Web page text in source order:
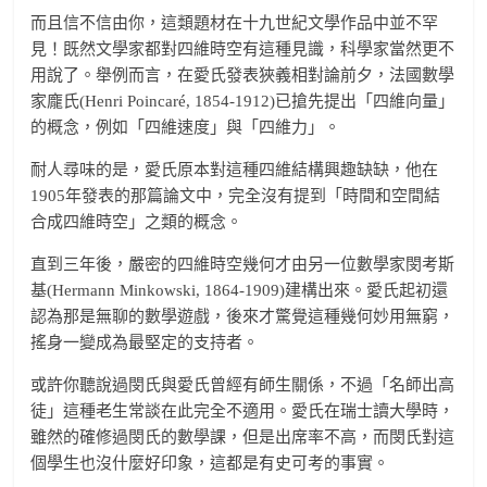
而且信不信由你，這類題材在十九世紀文學作品中並不罕
見！既然文學家都對四維時空有這種見識，科學家當然更不
用說了。舉例而言，在愛氏發表狹義相對論前夕，法國數學
家龐氏(Henri Poincaré, 1854-1912)已搶先提出「四維向量」
的概念，例如「四維速度」與「四維力」。
耐人尋味的是，愛氏原本對這種四維結構興趣缺缺，他在
1905年發表的那篇論文中，完全沒有提到「時間和空間結
合成四維時空」之類的概念。
直到三年後，嚴密的四維時空幾何才由另一位數學家閔考斯
基(Hermann Minkowski, 1864-1909)建構出來。愛氏起初還
認為那是無聊的數學遊戲，後來才驚覺這種幾何妙用無窮，
搖身一變成為最堅定的支持者。
或許你聽說過閔氏與愛氏曾經有師生關係，不過「名師出高
徒」這種老生常談在此完全不適用。愛氏在瑞士讀大學時，
雖然的確修過閔氏的數學課，但是出席率不高，而閔氏對這
個學生也沒什麼好印象，這都是有史可考的事實。